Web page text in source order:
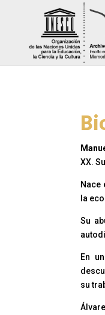
XX.
Nace
la
Su
En
su